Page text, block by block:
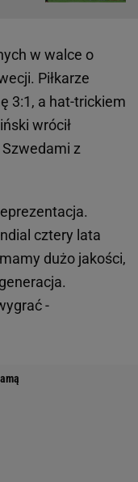
w walce o
Piłkarze
3:1, a hat-trickiem
wrócił
z
cztery lata
dużo jakości,
-